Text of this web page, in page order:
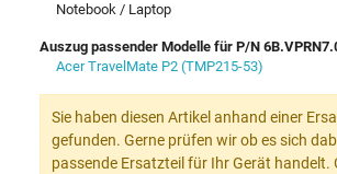
Notebook / Laptop
Auszug passender Modelle für P/N
Acer TravelMate P2 (TMP215-53)
Sie haben diesen Artikel anhand einer
gefunden. Gerne prüfen wir ob es sich
passende Ersatzteil für Ihr Gerät handelt.